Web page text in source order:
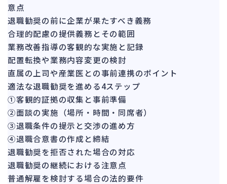
情報漏洩・サイバー 256
事業再編 69
手続 664
私的整理 142
債権者対応 19
換価・競売 54
意点
退職勧奨の前に企業が果たすべき義務
合理的配慮の提供義務とその範囲
業務改善指導の客観的な実施と記録
配置転換や業務内容変更の検討
直属の上司や産業医との事前連携のポイント
適法な退職勧奨を進める4ステップ
①客観的証拠の収集と事前準備
②面談の実施（場所・時間・同席者）
③退職条件の提示と交渉の進め方
④退職合意書の作成と締結
退職勧奨を拒否された場合の対応
退職勧奨の継続における注意点
普通解雇を検討する場合の法的要件